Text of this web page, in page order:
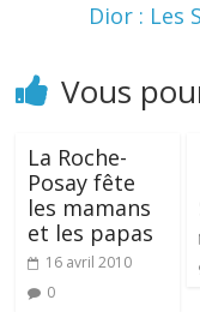
Dior : Les
Vous
La Roche-
Posay fête
les mamans
et les papas
16 avril 2010
0